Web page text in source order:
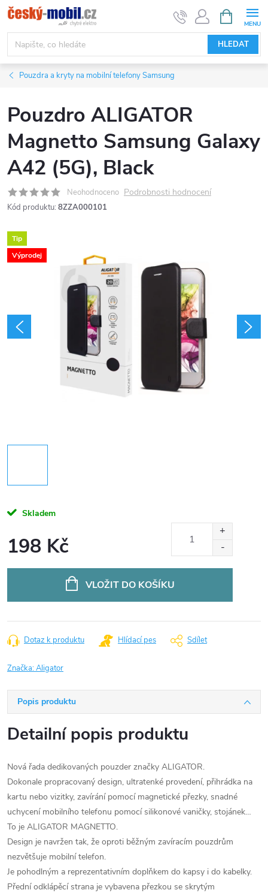
Přejít
na
obsah
HLEDAT
NÁKUPNÍ
KOŠÍK
Pouzdra a kryty na mobilní telefony Samsung
Pouzdro ALIGATOR
Magnetto Samsung Galaxy
A42 (5G), Black
Neohodnoceno Podrobnosti hodnocení
Kód produktu: 8ZZA000101
Tip
Výprodej
Skladem
198 Kč
VLOŽIT DO KOŠÍKU
Dotaz k produktu Hlídací pes Sdílet
Značka:Aligator
Popis produktu
Detailní popis produktu
Nová řada dedikovaných pouzder značky ALIGATOR.
Dokonale propracovaný design, ultratenké provedení, přihrádka na
kartu nebo vizitky, zavírání pomocí magnetické přezky, snadné
uchycení mobilního telefonu pomocí silikonové vaničky, stojánek…
To je ALIGATOR MAGNETTO.
Design je navržen tak, že oproti běžným zavíracím pouzdrům
nezvětšuje mobilní telefon.
Je pohodlným a reprezentativním doplňkem do kapsy i do kabelky.
Přední odklápěcí strana je vybavena přezkou se skrytým